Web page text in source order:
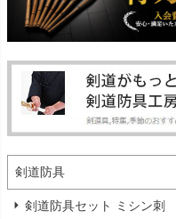
剣道防具
剣道防具セット ミシン刺